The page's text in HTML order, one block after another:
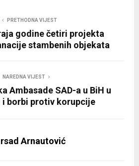
PRETHODNA VIJEST
godine četiri projekta
stambenih objekata
NAREDNA VIJEST
Ambasade SAD-a u BiH u
i borbi protiv korupcije
Arnautović